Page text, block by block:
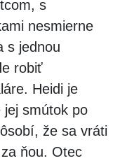
s
nesmierne
s jednou
robiť
Heidi je
jej smútok po
že sa vráti
ňou. Otec